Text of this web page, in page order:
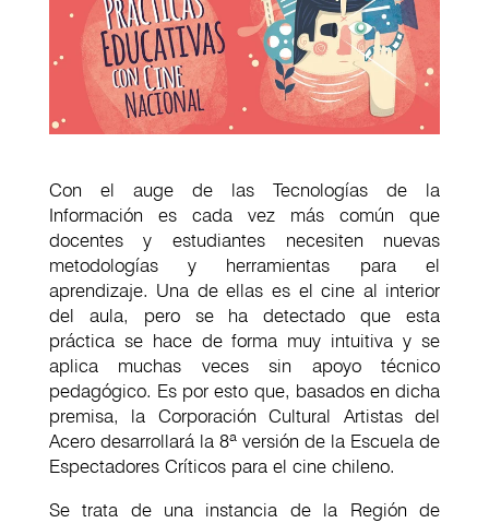
Con el auge de las Tecnologías de la
Información es cada vez más común que
docentes y estudiantes necesiten nuevas
metodologías y herramientas para el
aprendizaje. Una de ellas es el cine al interior
del aula, pero se ha detectado que esta
práctica se hace de forma muy intuitiva y se
aplica muchas veces sin apoyo técnico
pedagógico. Es por esto que, basados en dicha
premisa, la Corporación Cultural Artistas del
Acero desarrollará la 8ª versión de la Escuela de
Espectadores Críticos para el cine chileno.
Se trata de una instancia de la Región de